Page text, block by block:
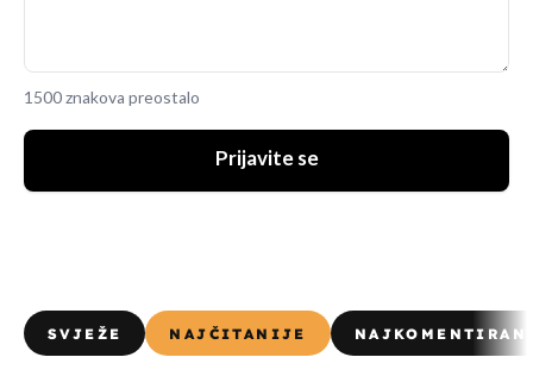
1500 znakova preostalo
Prijavite se
SVJEŽE NAJČITANIJE